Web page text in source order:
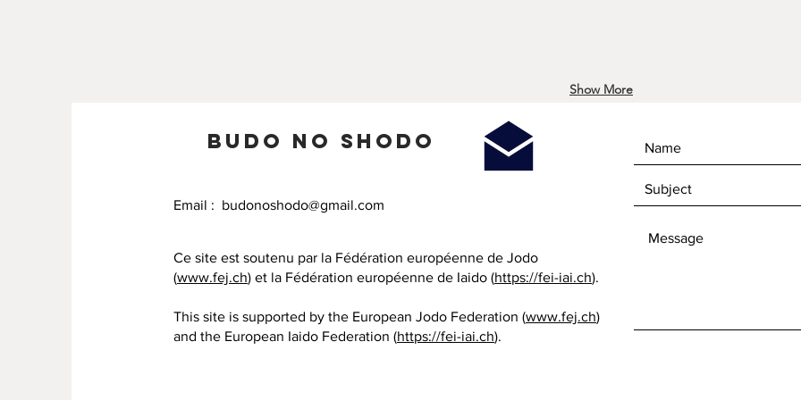
Show More
budo no Shodo
Email : budonoshodo@gmail.com
Ce site est soutenu par la Fédération européenne de Jodo
(www.fej.ch) et la Fédération européenne de Iaido (https://fei-iai.ch).
This site is supported by the European Jodo Federation (www.fej.ch)
and the European Iaido Federation (https://fei-iai.ch).